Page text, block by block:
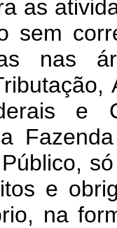
as
sem
nas
e
e
na